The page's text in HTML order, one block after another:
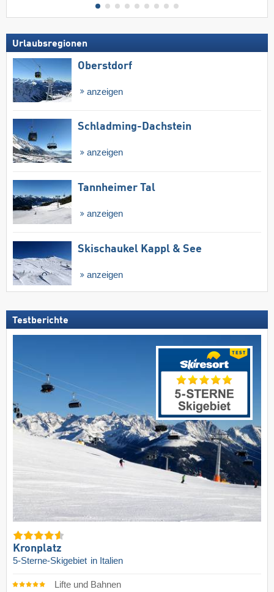
Urlaubsregionen
Oberstdorf
anzeigen
Schladming-Dachstein
anzeigen
Tannheimer Tal
anzeigen
Skischaukel Kappl & See
anzeigen
Testberichte
Kronplatz
5-Sterne-Skigebiet in Italien
Lifte und Bahnen